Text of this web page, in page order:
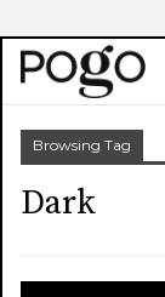
Browsing Tag
Dark